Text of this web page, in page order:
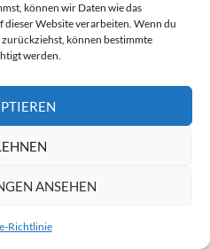
können wir Daten wie das
Website verarbeiten. Wenn du
können bestimmte
werden.
ANSEHEN
Richtlinie
Sicht in den nächsten Tagen!